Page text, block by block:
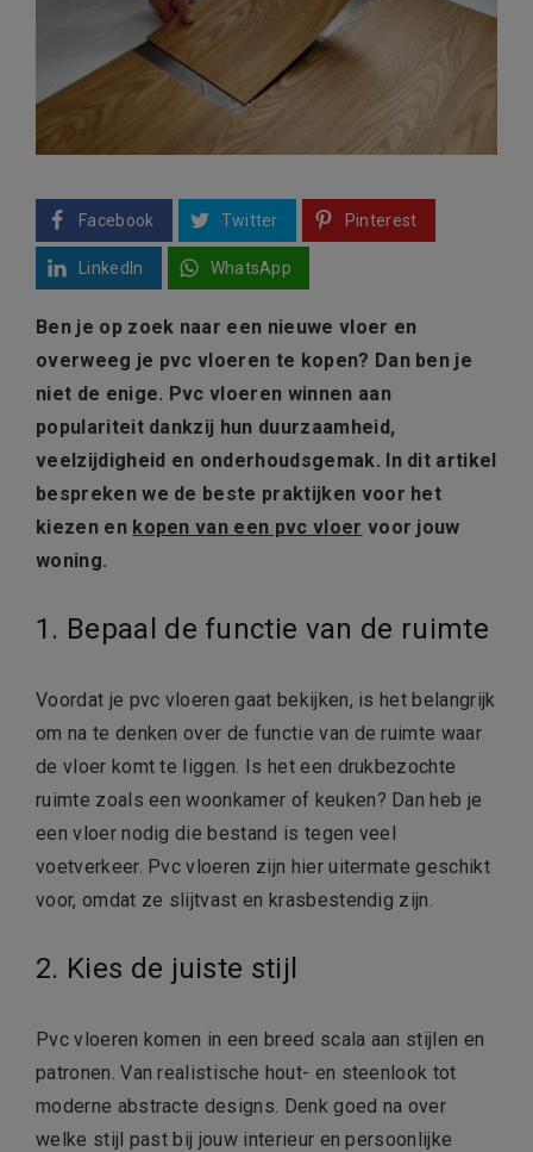
Facebook Twitter Pinterest
LinkedIn WhatsApp
Ben je op zoek naar een nieuwe vloer en
overweeg je pvc vloeren te kopen? Dan ben je
niet de enige. Pvc vloeren winnen aan
populariteit dankzij hun duurzaamheid,
veelzijdigheid en onderhoudsgemak. In dit artikel
bespreken we de beste praktijken voor het
kiezen en kopen van een pvc vloer voor jouw
woning.
1. Bepaal de functie van de ruimte
Voordat je pvc vloeren gaat bekijken, is het belangrijk
om na te denken over de functie van de ruimte waar
de vloer komt te liggen. Is het een drukbezochte
ruimte zoals een woonkamer of keuken? Dan heb je
een vloer nodig die bestand is tegen veel
voetverkeer. Pvc vloeren zijn hier uitermate geschikt
voor, omdat ze slijtvast en krasbestendig zijn.
2. Kies de juiste stijl
Pvc vloeren komen in een breed scala aan stijlen en
patronen. Van realistische hout- en steenlook tot
moderne abstracte designs. Denk goed na over
welke stijl past bij jouw interieur en persoonlijke